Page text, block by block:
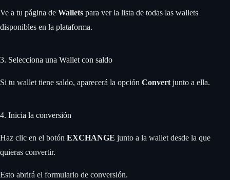
Ve a tu página de Wallets para ver la lista de todas las wallets
disponibles en la plataforma.
3. Selecciona una Wallet con saldo
Si tu wallet tiene saldo, aparecerá la opción Convert junto a ella.
4. Inicia la conversión
Haz clic en el botón EXCHANGE junto a la wallet desde la que
quieras convertir.
Esto abrirá el formulario de conversión.